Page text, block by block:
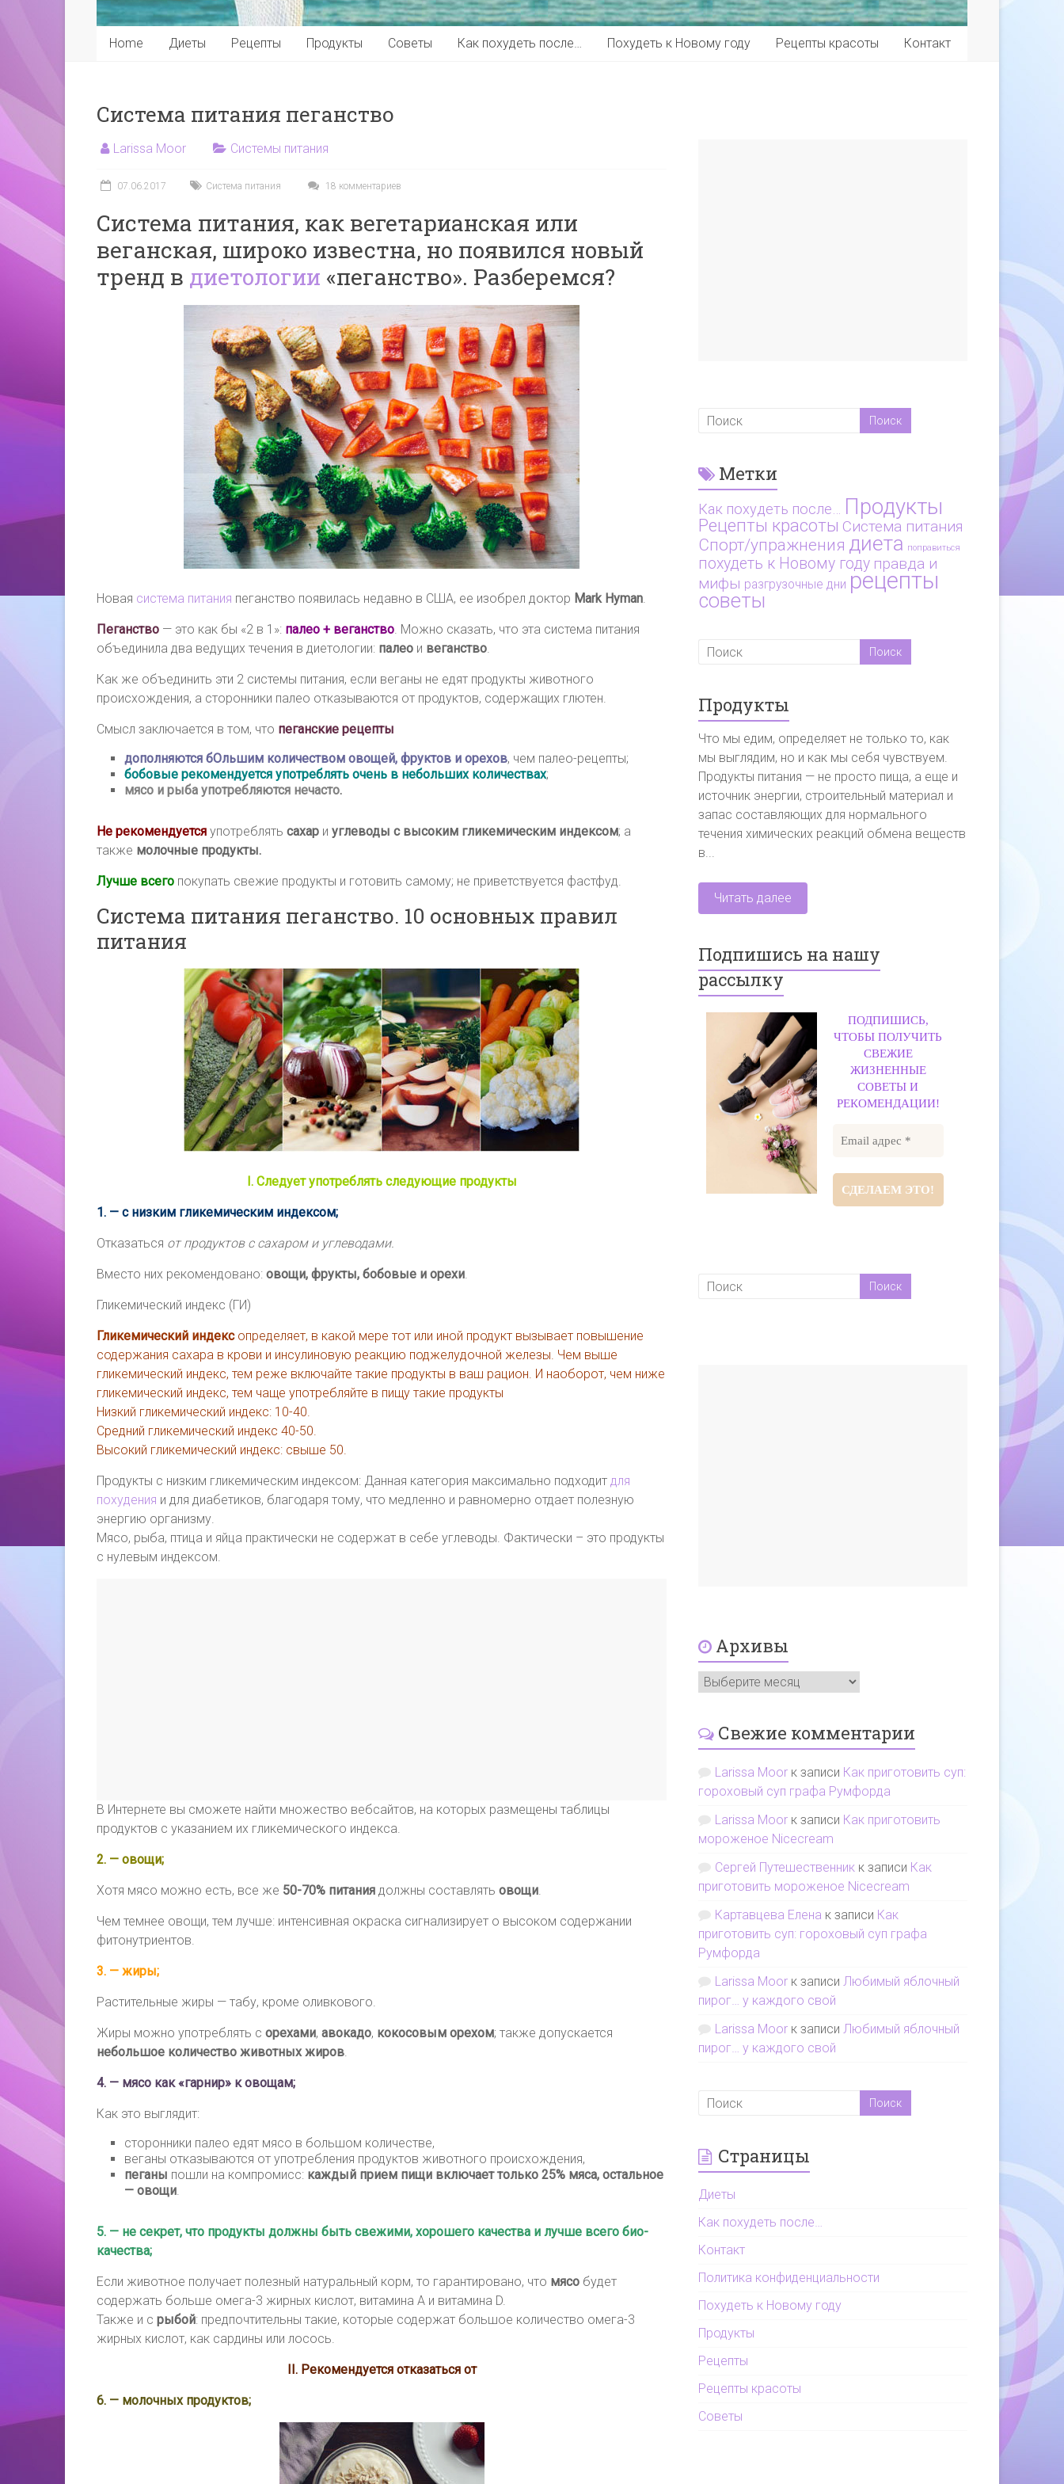
Home Диеты Рецепты Продукты Советы Как похудеть после… Похудеть к Новому году Рецепты красоты Контакт
Система питания пеганство
Larissa Moor Системы питания
07.06.2017 Система питания 18 комментариев
Система питания, как вегетарианская или
веганская, широко известна, но появился новый
тренд в диетологии «пеганство». Разберемся?
Новая система питания пеганство появилась недавно в США, ее изобрел доктор Mark Hyman.
Пеганство — это как бы «2 в 1»: палео + веганство. Можно сказать, что эта система питания
объединила два ведущих течения в диетологии: палео и веганство.
Как же объединить эти 2 системы питания, если веганы не едят продукты животного
происхождения, а сторонники палео отказываются от продуктов, содержащих глютен.
Смысл заключается в том, что пеганские рецепты
дополняются бОльшим количеством овощей, фруктов и орехов, чем палео-рецепты;
бобовые рекомендуется употреблять очень в небольших количествах;
мясо и рыба употребляются нечасто.
Не рекомендуется употреблять сахар и углеводы с высоким гликемическим индексом; а
также молочные продукты.
Лучше всего покупать свежие продукты и готовить самому; не приветствуется фастфуд.
Система питания пеганство. 10 основных правил
питания
I. Следует употреблять следующие продукты
1. — с низким гликемическим индексом;
Отказаться от продуктов с сахаром и углеводами.
Вместо них рекомендовано: овощи, фрукты, бобовые и орехи.
Гликемический индекс (ГИ)
Гликемический индексопределяет, в какой мере тот или иной продукт вызывает повышение
содержания сахара в крови и инсулиновую реакцию поджелудочной железы. Чем выше
гликемический индекс, тем реже включайте такие продукты в ваш рацион. И наоборот, чем ниже
гликемический индекс, тем чаще употребляйте в пищу такие продукты
Низкий гликемический индекс: 10-40.
Средний гликемический индекс 40-50.
Высокий гликемический индекс: свыше 50.
Продукты с низким гликемическим индексом: Данная категория максимально подходит для
похудения и для диабетиков, благодаря тому, что медленно и равномерно отдает полезную
энергию организму.
Мясо, рыба, птица и яйца практически не содержат в себе углеводы. Фактически – это продукты
с нулевым индексом.
В Интернете вы сможете найти множество вебсайтов, на которых размещены таблицы
продуктов с указанием их гликемического индекса.
2. — овощи;
Хотя мясо можно есть, все же 50-70% питания должны составлять овощи.
Чем темнее овощи, тем лучше: интенсивная окраска сигнализирует о высоком содержании
фитонутриентов.
3. — жиры;
Растительные жиры — табу, кроме оливкового.
Жиры можно употреблять с орехами, авокадо, кокосовым орехом; также допускается
небольшое количество животных жиров.
4. — мясо как «гарнир» к овощам;
Как это выглядит:
сторонники палео едят мясо в большом количестве,
веганы отказываются от употребления продуктов животного происхождения,
пеганы пошли на компромисс: каждый прием пищи включает только 25% мяса, остальное
— овощи.
5. — не секрет, что продукты должны быть свежими, хорошего качества и лучше всего био-
качества;
Если животное получает полезный натуральный корм, то гарантировано, что мясо будет
содержать больше омега-3 жирных кислот, витамина А и витамина D.
Также и с рыбой: предпочтительны такие, которые содержат большое количество омега-3
жирных кислот, как сардины или лосось.
II. Рекомендуется отказаться от
6. — молочных продуктов;
Метки
Как похудеть после… Продукты
Рецепты красоты Система питания
Спорт/упражнения диета поправиться
похудеть к Новому году правда и
мифы разгрузочные дни рецепты
советы
Продукты
Что мы едим, определяет не только то, как
мы выглядим, но и как мы себя чувствуем.
Продукты питания — не просто пища, а еще и
источник энергии, строительный материал и
запас составляющих для нормального
течения химических реакций обмена веществ
в...
Читать далее
Подпишись на нашу
рассылку
ПОДПИШИСЬ,
ЧТОБЫ ПОЛУЧИТЬ
СВЕЖИЕ
ЖИЗНЕННЫЕ
СОВЕТЫ И
РЕКОМЕНДАЦИИ!
Архивы
Свежие комментарии
Larissa Moor к записи Как приготовить суп:
гороховый суп графа Румфорда
Larissa Moor к записи Как приготовить
мороженое Nicecream
Сергей Путешественник к записи Как
приготовить мороженое Nicecream
Картавцева Елена к записи Как
приготовить суп: гороховый суп графа
Румфорда
Larissa Moor к записиЛюбимый яблочный
пирог… у каждого свой
Larissa Moor к записиЛюбимый яблочный
пирог… у каждого свой
Страницы
Диеты
Как похудеть после…
Контакт
Политика конфиденциальности
Похудеть к Новому году
Продукты
Рецепты
Рецепты красоты
Советы